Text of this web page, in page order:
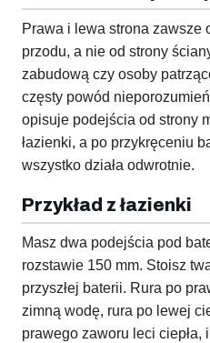
Prawa i lewa strona zawsze
przodu, a nie od strony
zabudową czy osoby
częsty powód
opisuje podejścia od strony
łazienki, a po przykręceniu
wszystko działa odwrotnie.
Przykład z łazienki
Masz dwa podejścia pod
rozstawie 150 mm. Stoisz
przyszłej baterii. Rura po
zimną wodę, rura po lewej
prawego zaworu leci